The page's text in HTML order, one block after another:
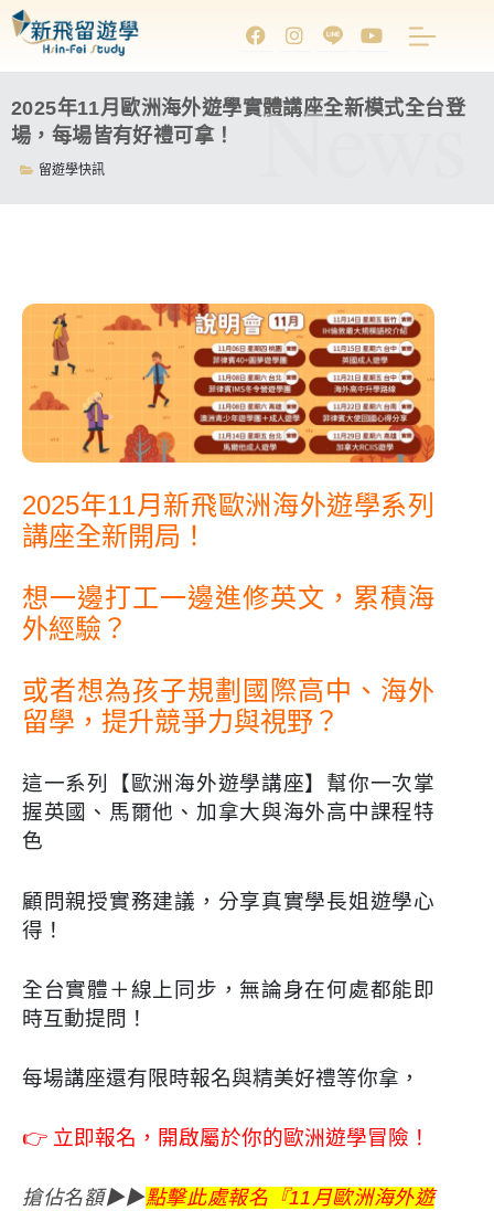
2025年11月歐洲海外遊學實體講座全新模式全台登
場，每場皆有好禮可拿！
留遊學快訊 News
2025年11月新飛歐洲海外遊學系列
講座全新開局！
想一邊打工一邊進修英文，累積海
外經驗？
或者想為孩子規劃國際高中、海外
留學，提升競爭力與視野？
這一系列【歐洲海外遊學講座】幫你一次掌
握英國、馬爾他、加拿大與海外高中課程特
色
顧問親授實務建議，分享真實學長姐遊學心
得！
全台實體＋線上同步，無論身在何處都能即
時互動提問！
每場講座還有限時報名與精美好禮等你拿，
👉 立即報名，開啟屬於你的歐洲遊學冒險！
搶佔名額▶▶點擊此處報名『11月歐洲海外遊